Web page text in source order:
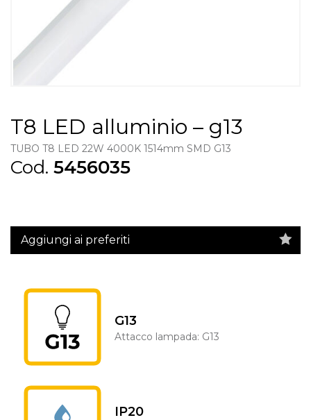
T8 LED alluminio – g13
TUBO T8 LED 22W 4000K 1514mm SMD G13
Cod. 5456035
Aggiungi ai preferiti
G13
Attacco lampada: G13
IP20